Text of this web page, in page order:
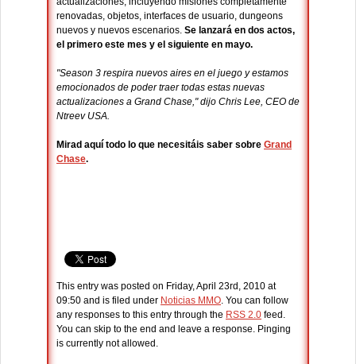
renovadas, objetos, interfaces de usuario, dungeons
nuevos y nuevos escenarios. Se lanzará en dos actos,
el primero este mes y el siguiente en mayo.
"Season 3 respira nuevos aires en el juego y estamos
emocionados de poder traer todas estas nuevas
actualizaciones a Grand Chase," dijo Chris Lee, CEO de
Ntreev USA.
Mirad aquí todo lo que necesitáis saber sobre Grand
Chase.
This entry was posted on Friday, April 23rd, 2010 at
09:50 and is filed under Noticias MMO. You can follow
any responses to this entry through the RSS 2.0 feed.
You can skip to the end and leave a response. Pinging
is currently not allowed.